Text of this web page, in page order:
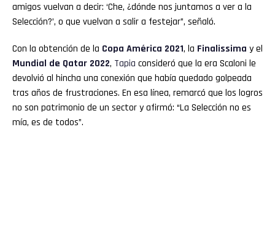
amigos vuelvan a decir: ‘Che, ¿dónde nos juntamos a ver a la
Selección?’, o que vuelvan a salir a festejar”, señaló.
Con la obtención de la Copa América 2021, la Finalissima y el
Mundial de Qatar 2022, Tapia consideró que la era Scaloni le
devolvió al hincha una conexión que había quedado golpeada
tras años de frustraciones. En esa línea, remarcó que los logros
no son patrimonio de un sector y afirmó: “La Selección no es
mía, es de todos”.